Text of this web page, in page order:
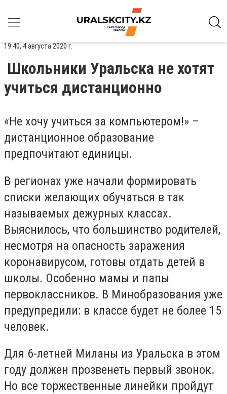
19:40, 4 августа 2020 г.
Школьники Уральска не хотят
учиться дистанционно
«Не хочу учиться за компьютером!» –
дистанционное образование
предпочитают единицы.
В регионах уже начали формировать
списки желающих обучаться в так
называемых дежурных классах.
Выяснилось, что большинство родителей,
несмотря на опасность заражения
коронавирусом, готовы отдать детей в
школы. Особенно мамы и папы
первоклассников. В Минобразования уже
предупредили: в классе будет не более 15
человек.
Для 6-летней Миланы из Уральска в этом
году должен прозвенеть первый звонок.
Но все торжественные линейки пройдут